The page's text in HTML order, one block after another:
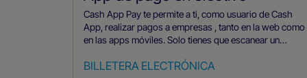
fluidos e instantáneos en toda Europa Occidental.
Cash App Pay te permite a ti, como usuario de Cash
App, realizar pagos a empresas , tanto en la web como
en las apps móviles. Solo tienes que escanear un
checkout , si usas la app móvil empresa, se te redirigirá
BILLETERA ELECTRÓNICA